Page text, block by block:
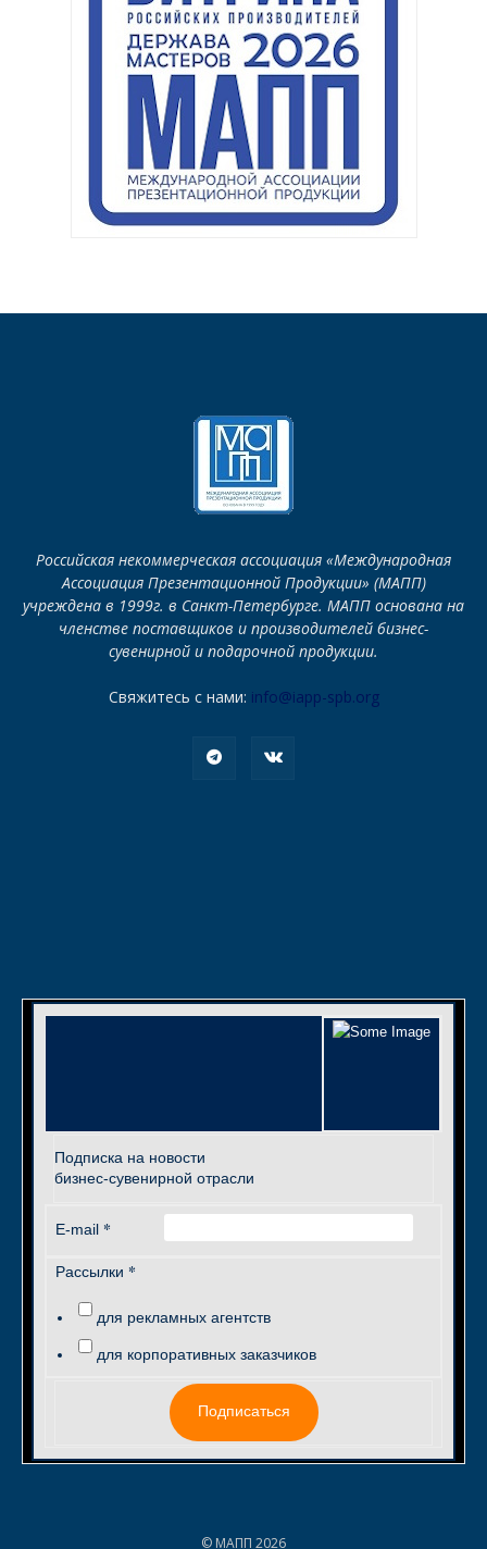
Российская некоммерческая ассоциация «Международная
Ассоциация Презентационной Продукции» (МАПП)
учреждена в 1999г. в Санкт-Петербурге. МАПП основана на
членстве поставщиков и производителей бизнес-
сувенирной и подарочной продукции.
Свяжитесь с нами: info@iapp-spb.org
Подписка на новости
бизнес-сувенирной отрасли
E-mail *
Рассылки *
для рекламных агентств
для корпоративных заказчиков
Подписаться
© МАПП 2026